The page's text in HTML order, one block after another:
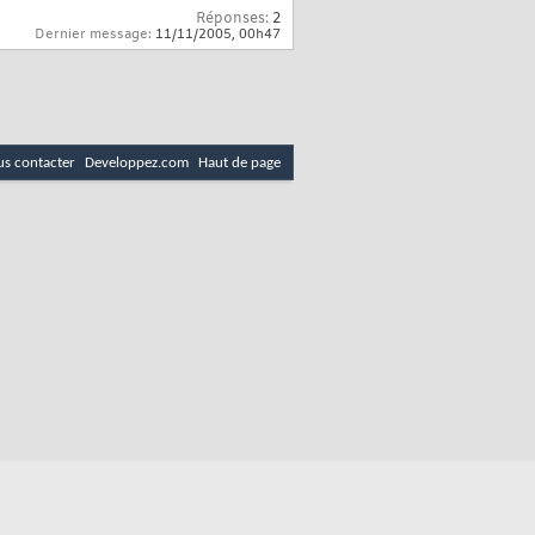
Réponses: 2
Dernier message: 11/11/2005, 00h47
contacter Developpez.com Haut de page